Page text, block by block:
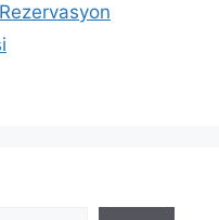
Rezervasyon